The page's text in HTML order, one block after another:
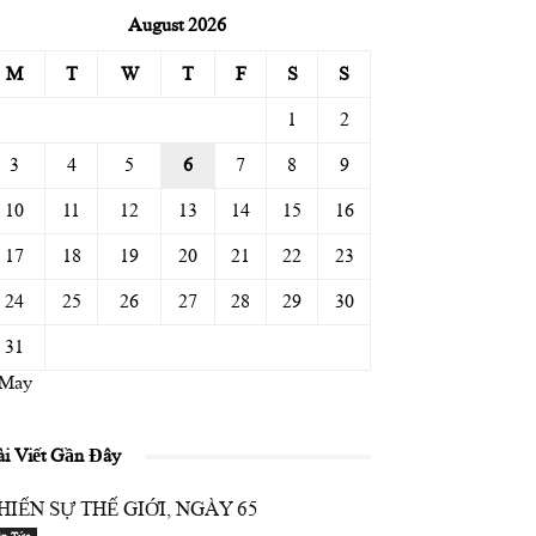
August 2026
M T W T F S S
1 2
3 4 5 6 7 8 9
10 11 12 13 14 15 16
17 18 19 20 21 22 23
24 25 26 27 28 29 30
31
Viết Gần Đây
SỰ THẾ GIỚI, NGÀY 65